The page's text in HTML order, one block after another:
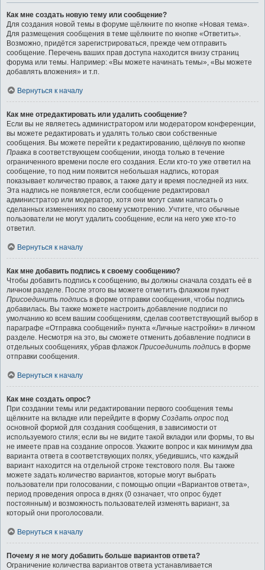
Как мне создать новую тему или сообщение?
Для создания новой темы в форуме щёлкните по кнопке «Новая тема».
Для размещения сообщения в теме щёлкните по кнопке «Ответить».
Возможно, придётся зарегистрироваться, прежде чем отправить
сообщение. Перечень ваших прав доступа находится внизу страниц
форума или темы. Например: «Вы можете начинать темы», «Вы можете
добавлять вложения» и т.п.
Вернуться к началу
Как мне отредактировать или удалить сообщение?
Если вы не являетесь администратором или модератором конференции,
вы можете редактировать и удалять только свои собственные
сообщения. Вы можете перейти к редактированию, щёлкнув по кнопке
Правка в соответствующем сообщении, иногда только в течение
ограниченного времени после его создания. Если кто-то уже ответил на
сообщение, то под ним появится небольшая надпись, которая
показывает количество правок, а также дату и время последней из них.
Эта надпись не появляется, если сообщение редактировал
администратор или модератор, хотя они могут сами написать о
сделанных изменениях по своему усмотрению. Учтите, что обычные
пользователи не могут удалить сообщение, если на него уже кто-то
ответил.
Вернуться к началу
Как мне добавить подпись к своему сообщению?
Чтобы добавить подпись к сообщению, вы должны сначала создать её в
личном разделе. После этого вы можете отметить флажком пункт
Присоединить подпись в форме отправки сообщения, чтобы подпись
добавилась. Вы также можете настроить добавление подписи по
умолчанию ко всем вашим сообщениям, сделав соответствующий выбор в
параграфе «Отправка сообщений» пункта «Личные настройки» в личном
разделе. Несмотря на это, вы сможете отменить добавление подписи в
отдельных сообщениях, убрав флажок Присоединить подпись в форме
отправки сообщения.
Вернуться к началу
Как мне создать опрос?
При создании темы или редактировании первого сообщения темы
щёлкните на вкладке или перейдите в форму Создать опрос под
основной формой для создания сообщения, в зависимости от
используемого стиля; если вы не видите такой вкладки или формы, то вы
не имеете прав на создание опросов. Укажите вопрос и как минимум два
варианта ответа в соответствующих полях, убедившись, что каждый
вариант находится на отдельной строке текстового поля. Вы также
можете задать количество вариантов, которые могут выбрать
пользователи при голосовании, с помощью опции «Вариантов ответа»,
период проведения опроса в днях (0 означает, что опрос будет
постоянным) и возможность пользователей изменять вариант, за
который они проголосовали.
Вернуться к началу
Почему я не могу добавить больше вариантов ответа?
Ограничение количества вариантов ответа устанавливается